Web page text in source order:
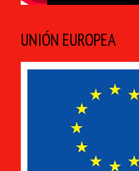
UNIÓN EUROPEA